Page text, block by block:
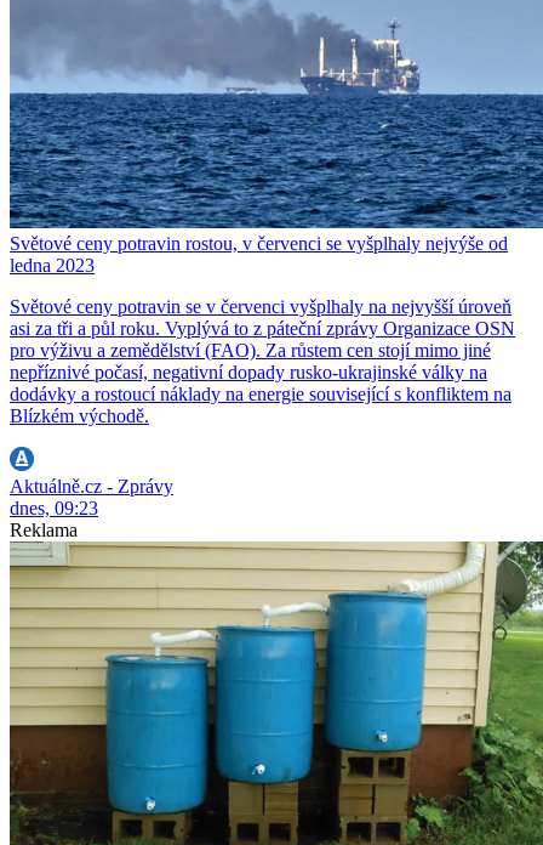
Světové ceny potravin rostou, v červenci se vyšplhaly nejvýše od
ledna 2023
Světové ceny potravin se v červenci vyšplhaly na nejvyšší úroveň
asi za tři a půl roku. Vyplývá to z páteční zprávy Organizace OSN
pro výživu a zemědělství (FAO). Za růstem cen stojí mimo jiné
nepříznivé počasí, negativní dopady rusko-ukrajinské války na
dodávky a rostoucí náklady na energie související s konfliktem na
Blízkém východě.
Aktuálně.cz - Zprávy
dnes, 09:23
Reklama